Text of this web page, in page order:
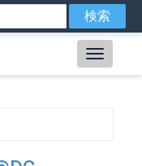
Main